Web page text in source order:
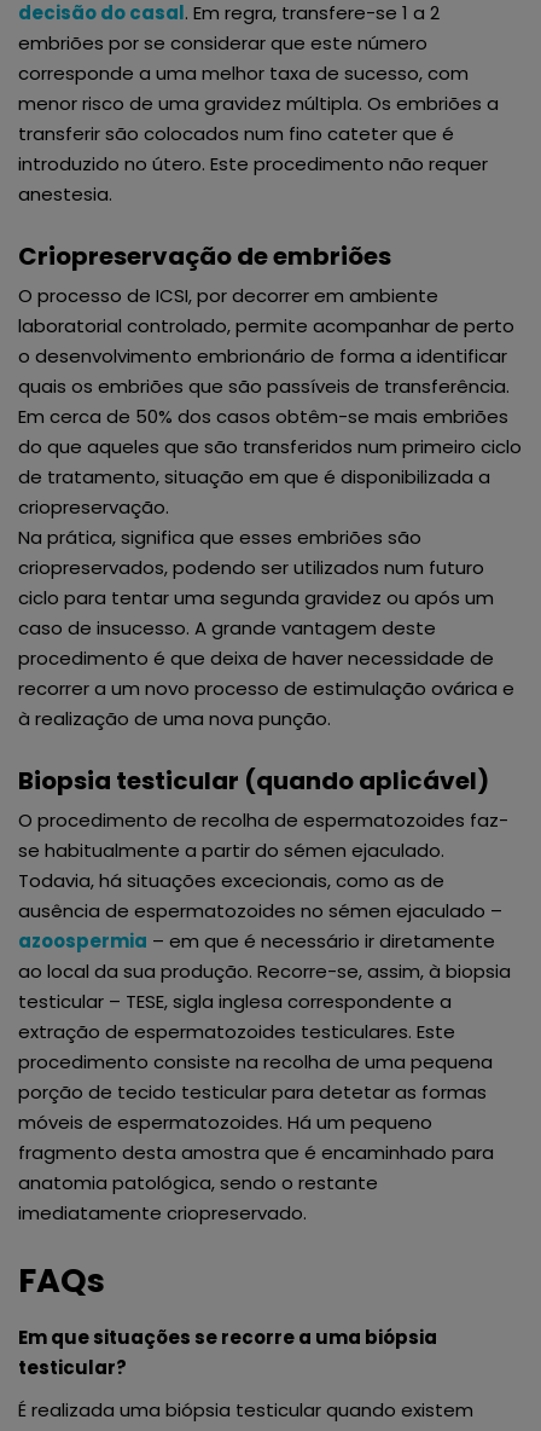
decisão do casal. Em regra, transfere-se 1 a 2
embriões por se considerar que este número
corresponde a uma melhor taxa de sucesso, com
menor risco de uma gravidez múltipla. Os embriões a
transferir são colocados num fino cateter que é
introduzido no útero. Este procedimento não requer
anestesia.
Criopreservação de embriões
O processo de ICSI, por decorrer em ambiente
laboratorial controlado, permite acompanhar de perto
o desenvolvimento embrionário de forma a identificar
quais os embriões que são passíveis de transferência.
Em cerca de 50% dos casos obtêm-se mais embriões
do que aqueles que são transferidos num primeiro ciclo
de tratamento, situação em que é disponibilizada a
criopreservação.
Na prática, significa que esses embriões são
criopreservados, podendo ser utilizados num futuro
ciclo para tentar uma segunda gravidez ou após um
caso de insucesso. A grande vantagem deste
procedimento é que deixa de haver necessidade de
recorrer a um novo processo de estimulação ovárica e
à realização de uma nova punção.
Biopsia testicular (quando aplicável)
O procedimento de recolha de espermatozoides faz-
se habitualmente a partir do sémen ejaculado.
Todavia, há situações excecionais, como as de
ausência de espermatozoides no sémen ejaculado –
azoospermia – em que é necessário ir diretamente
ao local da sua produção. Recorre-se, assim, à biopsia
testicular – TESE, sigla inglesa correspondente a
extração de espermatozoides testiculares. Este
procedimento consiste na recolha de uma pequena
porção de tecido testicular para detetar as formas
móveis de espermatozoides. Há um pequeno
fragmento desta amostra que é encaminhado para
anatomia patológica, sendo o restante
imediatamente criopreservado.
FAQs
Em que situações se recorre a uma biópsia
testicular?
É realizada uma biópsia testicular quando existem